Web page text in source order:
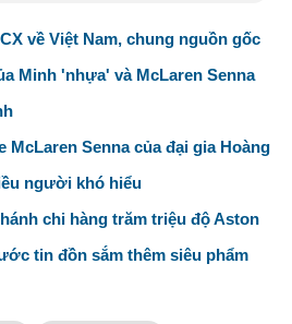
về Việt Nam, chung nguồn gốc
Minh 'nhựa' và McLaren Senna
McLaren Senna của đại gia Hoàng
người khó hiểu
chi hàng trăm triệu độ Aston
tin đồn sắm thêm siêu phẩm